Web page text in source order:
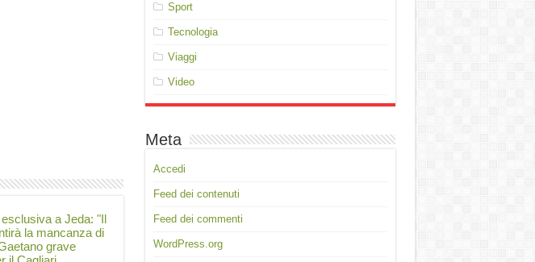
a Jeda: "Il
la mancanza di
grave
Sport
Tecnologia
Viaggi
Video
Meta
Accedi
Feed dei contenuti
Feed dei commenti
WordPress.org